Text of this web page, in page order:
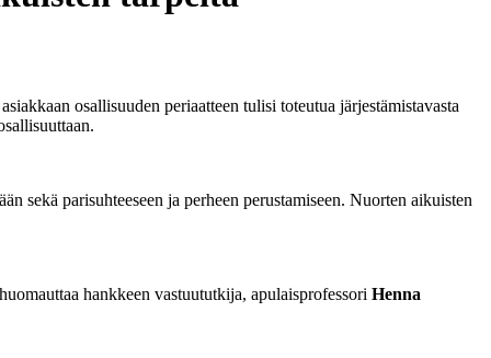
osallisuuden periaatteen tulisi toteutua järjestämistavasta
sekä parisuhteeseen ja perheen perustamiseen. Nuorten aikuisten
hankkeen vastuututkija, apulaisprofessori Henna